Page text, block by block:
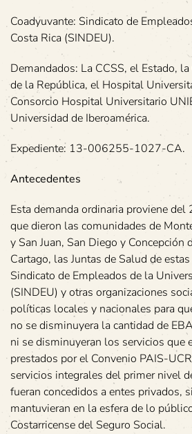
Coadyuvante: Sindicato de
Costa Rica (SINDEU).
Demandados: La CCSS, el Estado,
de la República, el Hospital
Consorcio Hospital Universitario
Universidad de Iberoamérica.
Expediente: 13-006255-1027-CA.
Antecedentes
Esta demanda ordinaria proviene
que dieron las comunidades de
y San Juan, San Diego y Concepción
Cartago, las Juntas de Salud de
Sindicato de Empleados de la
(SINDEU) y otras organizaciones
políticas locales y nacionales para
no se disminuyera la cantidad de
ni se disminuyeran los servicios que
prestados por el Convenio PAIS-
servicios integrales del primer nivel
fueran concedidos a entes privados,
mantuvieran en la esfera de lo
Costarricense del Seguro Social.